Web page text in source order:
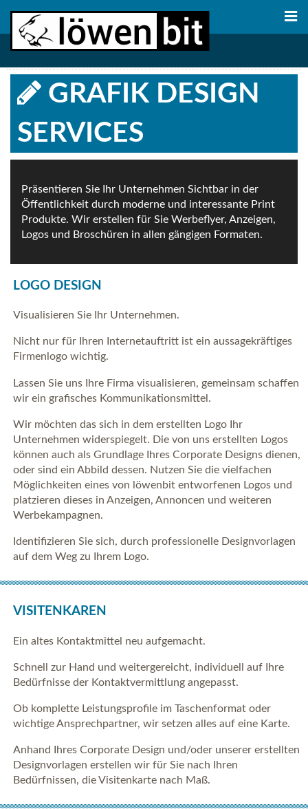
GRAFIK DESIGN
SERVICES
Präsentieren Sie Ihr Unternehmen Sichtbar in der
Öffentlichkeit durch moderne und interessante Print
Produkte. Wir erstellen für Sie Werbeflyer, Anzeigen,
Logos und Broschüren in allen gängigen Formaten.
LOGO DESIGN
Visualisieren Sie Ihr Unternehmen.
Nicht nur für Ihren Internetauftritt ist ein aussagekräftiges
Firmenlogo wichtig.
Lassen Sie uns Ihre Firma visualisieren, gemeinsam schaffen
wir ein grafisches Kommunikationsmittel.
Wir möchten das sich in dem erstellten Logo Ihr
Unternehmen widerspiegelt. Die von uns erstellten Logos
können auch als Grundlage Ihres Corporate Designs dienen,
oder sind ein Abbild dessen. Nutzen Sie die vielfachen
Möglichkeiten eines von löwenbit entworfenen Logos und
platzieren dieses in Anzeigen, Annoncen und weiteren
Werbekampagnen.
Identifizieren Sie sich, durch professionelle Designvorlagen
auf dem Weg zu Ihrem Logo.
VISITENKAREN
Ein altes Kontaktmittel neu aufgemacht.
Schnell zur Hand und weitergereicht, individuell auf Ihre
Bedürfnisse der Kontaktvermittlung angepasst.
Ob komplette Leistungsprofile im Taschenformat oder
wichtige Ansprechpartner, wir setzen alles auf eine Karte.
Anhand Ihres Corporate Design und/oder unserer erstellten
Designvorlagen erstellen wir für Sie nach Ihren
Bedürfnissen, die Visitenkarte nach Maß.